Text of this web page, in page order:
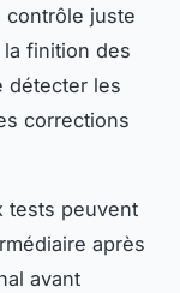
contrôle juste
finition des
détecter les
corrections
tests peuvent
après
avant